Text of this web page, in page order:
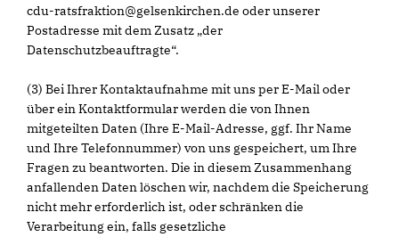
cdu-ratsfraktion@gelsenkirchen.de oder unserer
Postadresse mit dem Zusatz „der
Datenschutzbeauftragte“.
(3) Bei Ihrer Kontaktaufnahme mit uns per E-Mail oder
über ein Kontaktformular werden die von Ihnen
mitgeteilten Daten (Ihre E-Mail-Adresse, ggf. Ihr Name
und Ihre Telefonnummer) von uns gespeichert, um Ihre
Fragen zu beantworten. Die in diesem Zusammenhang
anfallenden Daten löschen wir, nachdem die Speicherung
nicht mehr erforderlich ist, oder schränken die
Verarbeitung ein, falls gesetzliche